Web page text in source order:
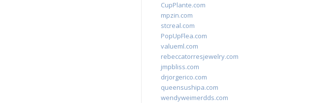
CupPlante.com
mpzin.com
stcreal.com
PopUpFlea.com
valueml.com
rebeccatorresjewelry.com
jmpbliss.com
drjorgerico.com
queensushipa.com
wendyweimerdds.com